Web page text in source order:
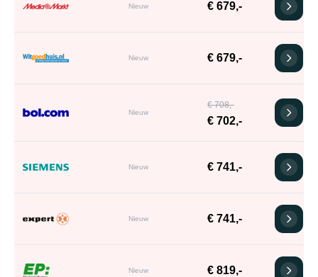
Nieuw € 679,-
Nieuw € 679,-
Nieuw
€ 708,-
€ 702,-
Nieuw € 741,-
Nieuw € 741,-
Nieuw € 819,-